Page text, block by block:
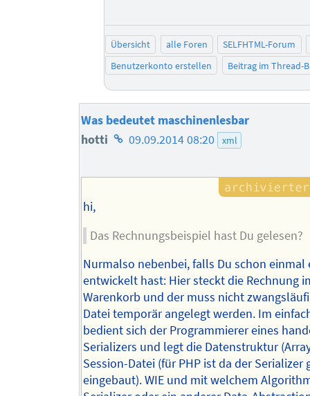
Übersicht alle Foren
SELFHTML-Forum
Benutzerkonto erstellen
Beitrag im Thread-
Was bedeutet maschinenlesbar
hotti Homepage
Autors
09.09.2014 08:20 xml
hi,
Das Rechnungsbeispiel hast Du gelesen?
Nurmalso nebenbei, falls Du schon einmal
entwickelt hast: Hier steckt die Rechnung
Warenkorb und der muss nicht
Datei temporär angelegt werden. Im
bedient sich der Programmierer eines
Serializers und legt die Datenstruktur
Session-Datei (für PHP ist da der Serializer
eingebaut). WIE und mit welchem